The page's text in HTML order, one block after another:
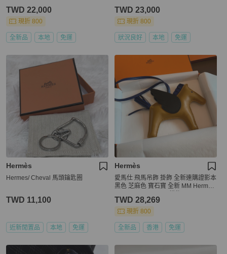
TWD 22,000
現折 800
全新品 本地 免運
TWD 23,000
現折 800
狀況良好 本地 免運
Hermès
Hermes/ Cheval 馬頭鑰匙圈
TWD 11,100
近新閒置品 本地 免運
Hermès
愛馬仕 飛馬吊飾 掛飾 全新連購證影本
黑色 芝麻色 寶石寶 全新 MM Hermès
TWD 28,269
現折 800
全新品 香港 免運